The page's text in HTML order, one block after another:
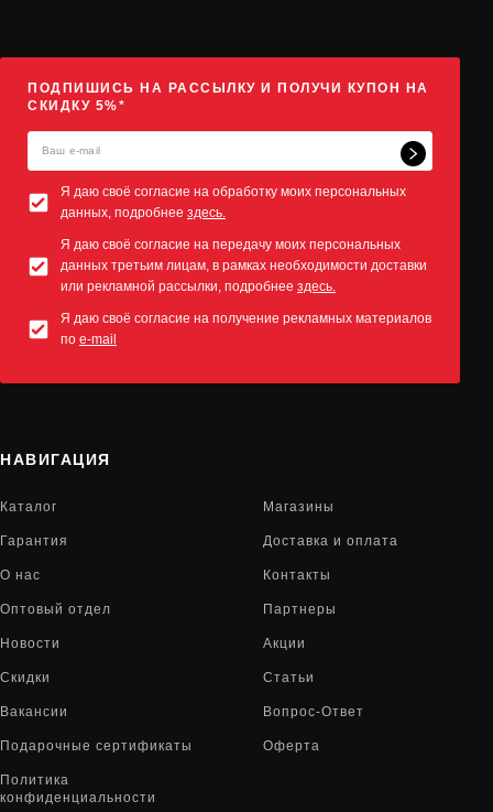
ПОДПИШИСЬ НА РАССЫЛКУ И ПОЛУЧИ КУПОН НА
СКИДКУ 5%*
Я даю своё согласие на обработку моих персональных
данных, подробнее здесь.
Я даю своё согласие на передачу моих персональных
данных третьим лицам, в рамках необходимости доставки
или рекламной рассылки, подробнее здесь.
Я даю своё согласие на получение рекламных материалов
по e-mail
НАВИГАЦИЯ
Каталог Магазины
Гарантия Доставка и оплата
О нас Контакты
Оптовый отдел Партнеры
Новости Акции
Скидки Статьи
Вакансии Вопрос-Ответ
Подарочные сертификаты Оферта
Политика
конфиденциальности